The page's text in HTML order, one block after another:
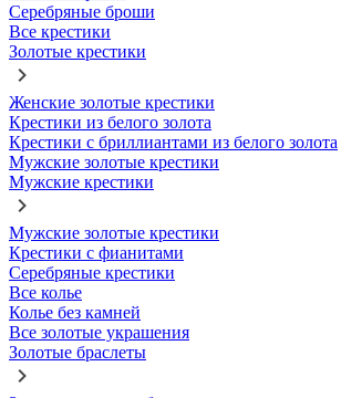
Серебряные броши
Все крестики
Золотые крестики
Женские золотые крестики
Крестики из белого золота
Крестики с бриллиантами из белого золота
Мужские золотые крестики
Мужские крестики
Мужские золотые крестики
Крестики с фианитами
Серебряные крестики
Все колье
Колье без камней
Все золотые украшения
Золотые браслеты